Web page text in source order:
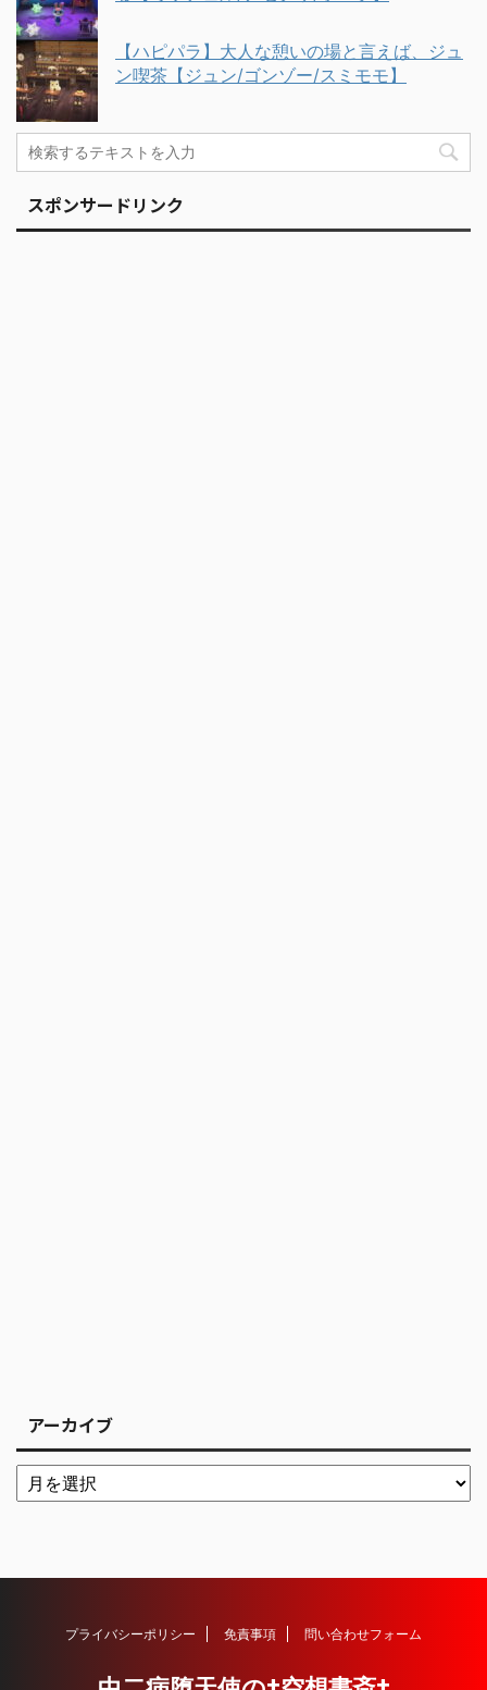
【ハピパラ】大人な憩いの場と言えば、ジュ
ン喫茶【ジュン/ゴンゾー/スミモモ】
スポンサードリンク
アーカイブ
プライバシーポリシー 免責事項 問い合わせフォーム